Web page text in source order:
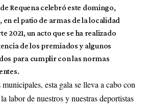
Requena celebró este domingo,
en el patio de armas de la localidad
2021, un acto que se ha realizado
de los premiados y algunos
para cumplir con las normas
esta gala se lleva a cabo con
labor de nuestros y nuestras deportistas